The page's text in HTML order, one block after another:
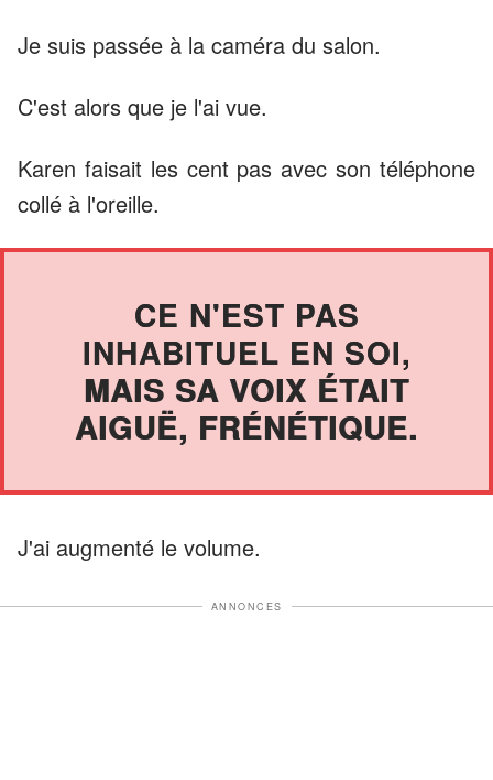
Je suis passée à la caméra du salon.
C'est alors que je l'ai vue.
Karen faisait les cent pas avec son téléphone
collé à l'oreille.
CE N'EST PAS
INHABITUEL EN SOI,
MAIS SA VOIX ÉTAIT
AIGUË, FRÉNÉTIQUE.
J'ai augmenté le volume.
ANNONCES